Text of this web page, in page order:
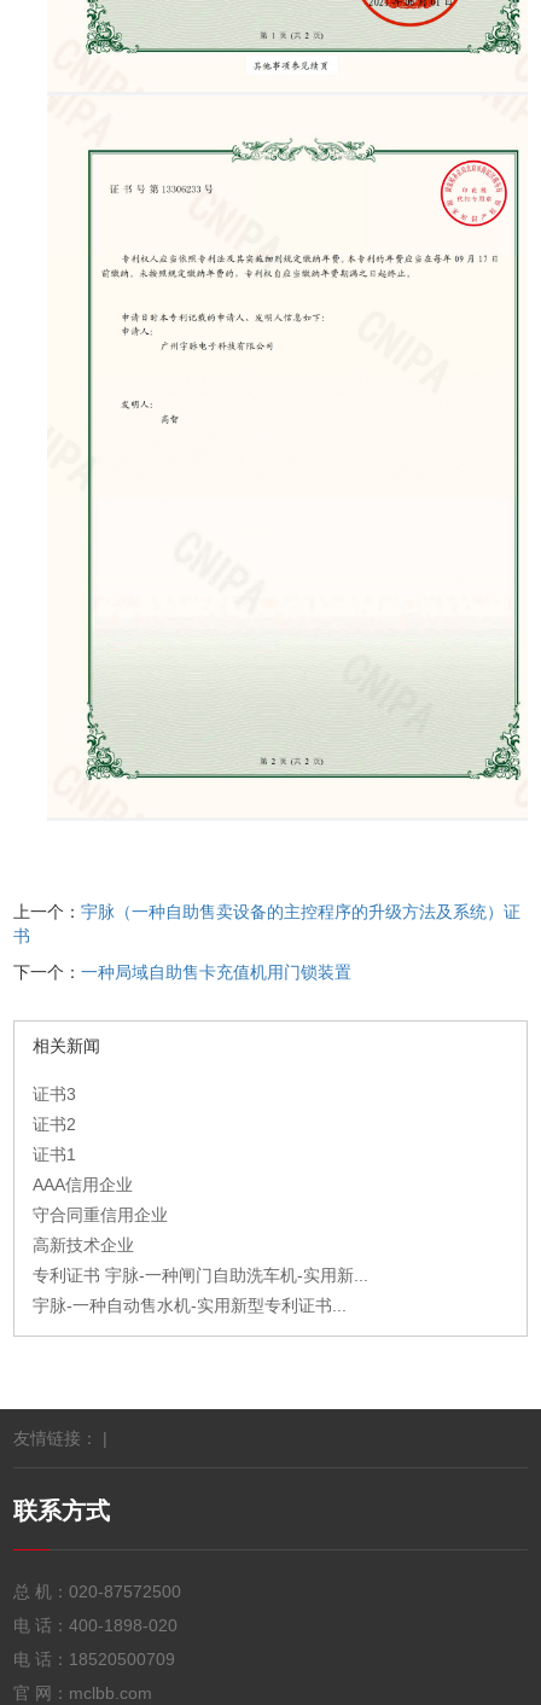
上一个：宇脉（一种自助售卖设备的主控程序的升级方法及系统）证
书
下一个：一种局域自助售卡充值机用门锁装置
相关新闻
证书3
证书2
证书1
AAA信用企业
守合同重信用企业
高新技术企业
专利证书 宇脉-一种闸门自助洗车机-实用新...
宇脉-一种自动售水机-实用新型专利证书...
友情链接： |
联系方式
总 机：020-87572500
电 话：400-1898-020
电 话： 18520500709
官 网：mclbb.com